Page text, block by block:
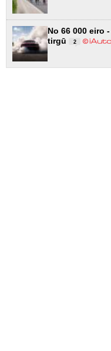
No 66 000 eiro
tirgū
2